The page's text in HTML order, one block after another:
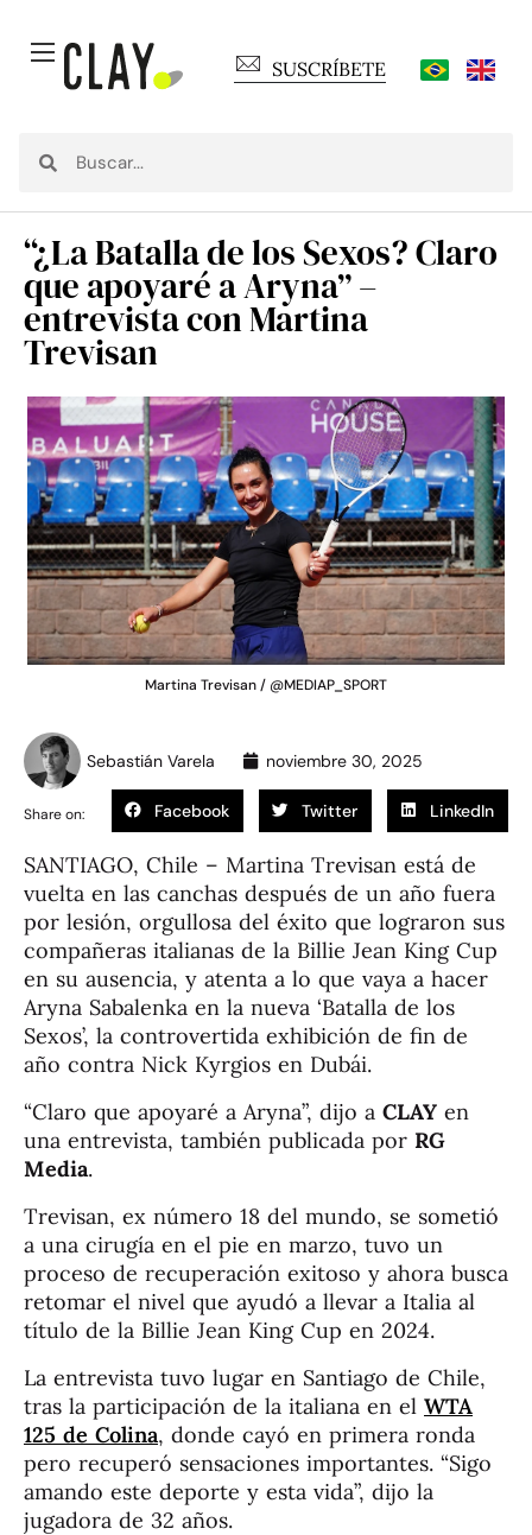
SUSCRÍBETE
“¿La Batalla de los Sexos? Claro
que apoyaré a Aryna” –
entrevista con Martina
Trevisan
Martina Trevisan / @MEDIAP_SPORT
Sebastián Varela noviembre 30, 2025
Share on: Facebook Twitter LinkedIn
SANTIAGO, Chile – Martina Trevisan está de
vuelta en las canchas después de un año fuera
por lesión, orgullosa del éxito que lograron sus
compañeras italianas de la Billie Jean King Cup
en su ausencia, y atenta a lo que vaya a hacer
Aryna Sabalenka en la nueva ‘Batalla de los
Sexos’, la controvertida exhibición de fin de
año contra Nick Kyrgios en Dubái.
“Claro que apoyaré a Aryna”, dijo a CLAY en
una entrevista, también publicada por RG
Media.
Trevisan, ex número 18 del mundo, se sometió
a una cirugía en el pie en marzo, tuvo un
proceso de recuperación exitoso y ahora busca
retomar el nivel que ayudó a llevar a Italia al
título de la Billie Jean King Cup en 2024.
La entrevista tuvo lugar en Santiago de Chile,
tras la participación de la italiana en el WTA
125 de Colina, donde cayó en primera ronda
pero recuperó sensaciones importantes. “Sigo
amando este deporte y esta vida”, dijo la
jugadora de 32 años.